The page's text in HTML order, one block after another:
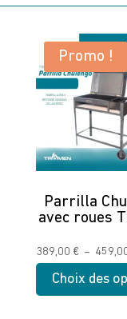
Promo !
Parrilla
avec roues
389,00 € –
Choix des